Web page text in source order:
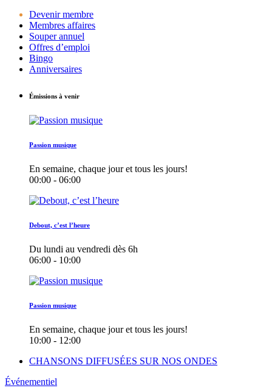
Devenir membre
Membres affaires
Souper annuel
Offres d’emploi
Bingo
Anniversaires
Émissions à venir
Passion musique
En semaine, chaque jour et tous les jours!
00:00 - 06:00
Debout, c’est l’heure
Du lundi au vendredi dès 6h
06:00 - 10:00
Passion musique
En semaine, chaque jour et tous les jours!
10:00 - 12:00
CHANSONS DIFFUSÉES SUR NOS ONDES
Événementiel